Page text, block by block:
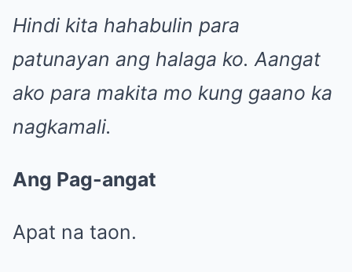
Hindi kita hahabulin para
patunayan ang halaga ko. Aangat
ako para makita mo kung gaano ka
nagkamali.
Ang Pag-angat
Apat na taon.